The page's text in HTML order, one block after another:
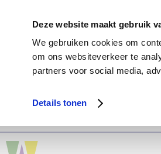
Deze website maakt gebruik
We gebruiken cookies om
om ons websiteverkeer te
partners voor social media,
Details tonen